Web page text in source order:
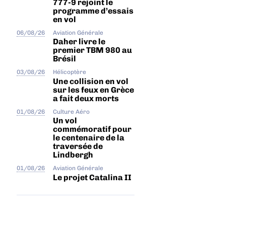
777-9 rejoint le
programme d’essais
en vol
06/08/26 Aviation Générale
Daher livre le
premier TBM 980 au
Brésil
03/08/26 Hélicoptère
Une collision en vol
sur les feux en Grèce
a fait deux morts
01/08/26 Culture Aéro
Un vol
commémoratif pour
le centenaire de la
traversée de
Lindbergh
01/08/26 Aviation Générale
Le projet Catalina II